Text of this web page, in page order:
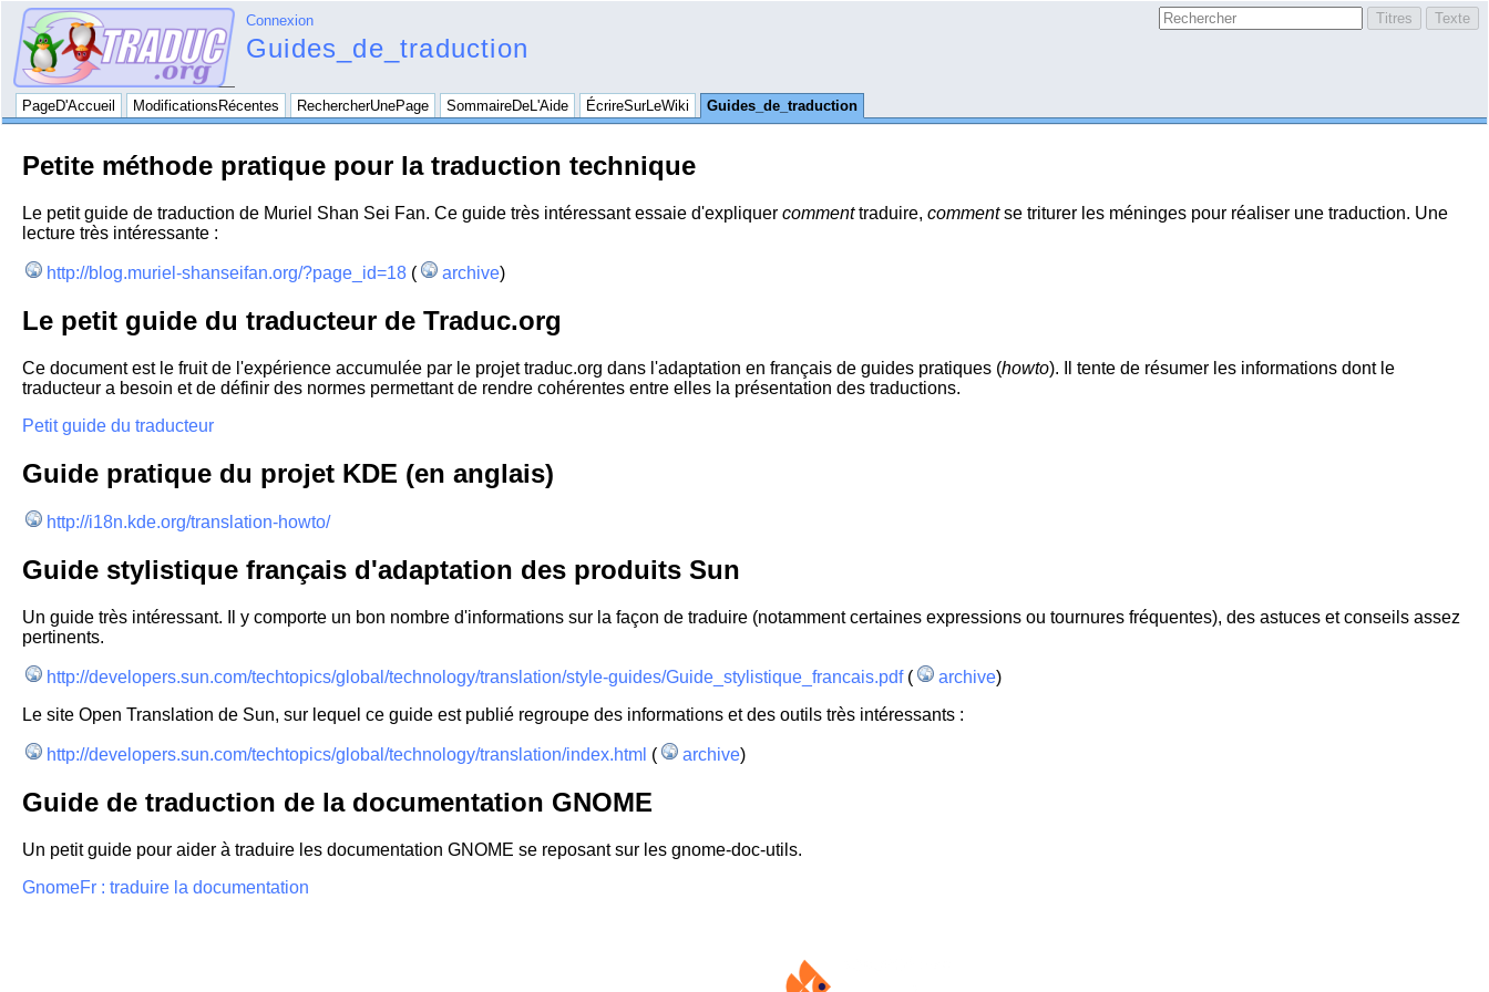
Connexion
Guides_de_traduction
PageD'Accueil ModificationsRécentes RechercherUnePage SommaireDeL'Aide ÉcrireSurLeWiki Guides_de_traduction
Petite méthode pratique pour la traduction technique
Le petit guide de traduction de Muriel Shan Sei Fan. Ce guide très intéressant essaie d'expliquer commenttraduire, commentse triturer les méninges pour réaliser une traduction. Une
lecture très intéressante :
http://blog.muriel-shanseifan.org/?page_id=18 ( archive)
Le petit guide du traducteur de Traduc.org
Ce document est le fruit de l'expérience accumulée par le projet traduc.org dans l'adaptation en français de guides pratiques (howto). Il tente de résumer les informations dont le
traducteur a besoin et de définir des normes permettant de rendre cohérentes entre elles la présentation des traductions.
Petit guide du traducteur
Guide pratique du projet KDE (en anglais)
http://i18n.kde.org/translation-howto/
Guide stylistique français d'adaptation des produits Sun
Un guide très intéressant. Il y comporte un bon nombre d'informations sur la façon de traduire (notamment certaines expressions ou tournures fréquentes), des astuces et conseils assez
pertinents.
http://developers.sun.com/techtopics/global/technology/translation/style-guides/Guide_stylistique_francais.pdf( archive)
Le site Open Translation de Sun, sur lequel ce guide est publié regroupe des informations et des outils très intéressants :
http://developers.sun.com/techtopics/global/technology/translation/index.html ( archive)
Guide de traduction de la documentation GNOME
Un petit guide pour aider à traduire les documentation GNOME se reposant sur les gnome-doc-utils.
GnomeFr : traduire la documentation